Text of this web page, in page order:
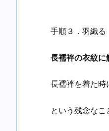
手順３．羽織る
長襦袢の衣紋に
長襦袢を着た時
という残念なこ